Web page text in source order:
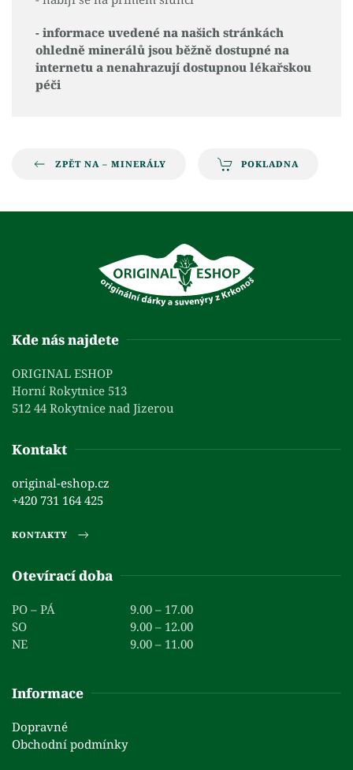
- informace uvedené na našich stránkách
ohledně minerálů jsou běžně dostupné na
internetu a nenahrazují dostupnou lékařskou
péči
ZPĚT NA – MINERÁLY POKLADNA
Kde nás najdete
ORIGINAL ESHOP
Horní Rokytnice 513
512 44 Rokytnice nad Jizerou
Kontakt
original-eshop.cz
+420 731 164 425
KONTAKTY
Otevírací doba
PO – PÁ
9.00 – 17.00
SO
9.00 – 12.00
NE
9.00 – 11.00
Informace
Dopravné
Obchodní podmínky